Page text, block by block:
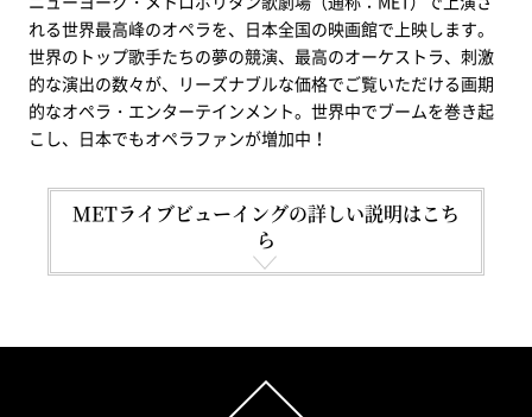
れる世界最高峰のオペラを、日本全国の映画館で上映します。
世界のトップ歌手たちの夢の競演、最高のオーケストラ、刺激
的な演出の数々が、リーズナブルな価格でご覧いただける画期
的なオペラ・エンターテインメント。世界中でブームを巻き起
こし、日本でもオペラファンが増加中！
METライブビューイングの詳しい説明はこち
ら